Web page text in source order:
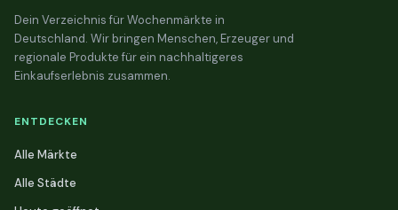
Dein Verzeichnis für Wochenmärkte in
Deutschland. Wir bringen Menschen, Erzeuger und
regionale Produkte für ein nachhaltigeres
Einkaufserlebnis zusammen.
ENTDECKEN
Alle Märkte
Alle Städte